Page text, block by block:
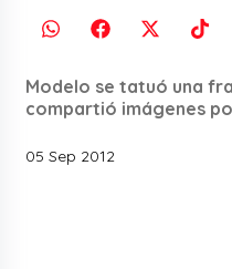
Modelo se tatuó una
compartió imágenes
05 Sep 2012